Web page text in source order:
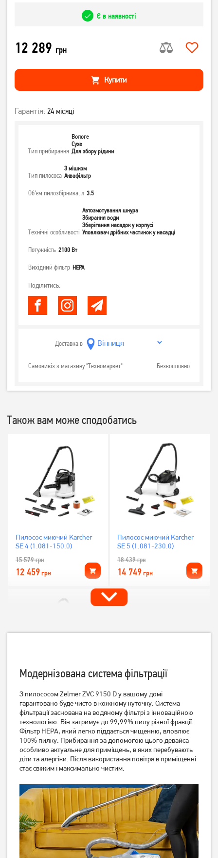
Є в наявності
12 289 грн
Купити
Гарантія: 24 місяці
Тип прибирання
Вологе
Сухе
Для збору рідини
Тип пилососа
З мішком
Аквафільтр
Об'єм пилозбірника, л 3.5
Технічні особливості
Автозмотування шнура
Збирання води
Зберігання насадок у корпусі
Уловлювач дрібних частинок у насадці
Потужність 2100 Вт
Вихідний фільтр НЕРА
Поділитись:
Доставка в
Самовивіз з магазину "Техномаркет" Безкоштовно
Також вам може сподобатись
Пилосос миючий Karcher
SE 4 (1.081-150.0)
15 579грн
12 459грн
Пилосос миючий Karcher
SE 5 (1.081-230.0)
18 439грн
14 749грн
Пилосос з аквафільтром
Karcher 1.195-252.0
20 799грн
16 639 грн
Порохотяг Zelmer ZVC 9140
D миючий
Немає в наявності
Порохотяг Zelmer ZVC 9130
Пилосос миючий Bosch
BWD421PET
Модернізована система фільтрації
З пилососом Zelmer ZVC 9150 D у вашому домі
гарантовано буде чисто в кожному куточку. Система
фільтрації заснована на водяному фільтрі з інноваційною
технологією. Він затримує до 99,99% пилу різної фракції.
Фільтр HEPA, який легко піддається чищенню, вловлює
100% пилку. Прибирання за допомогою цього девайса
особливо актуальне для приміщень, в яких перебувають
діти та алергіки. Після використання повітря в приміщенні
стає свіжим і максимально чистим.